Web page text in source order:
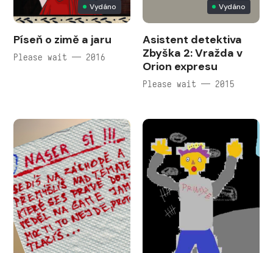
Vydáno
Píseň o zimě a jaru
Please wait — 2016
Vydáno
Asistent detektiva
Zbyška 2: Vražda v
Orion expresu
Please wait — 2015